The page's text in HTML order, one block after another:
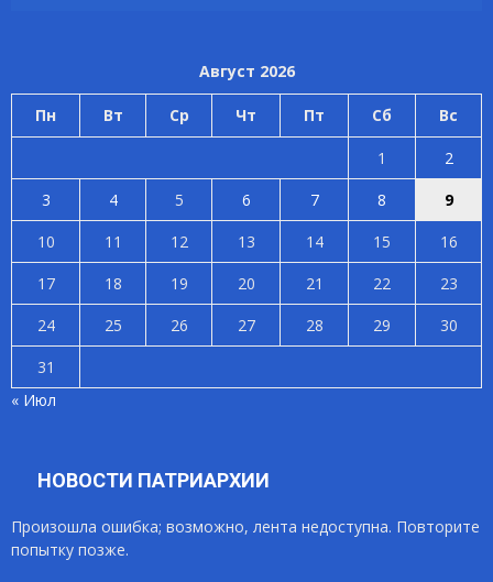
Август 2026
Пн Вт Ср Чт Пт Сб Вс
1
2
3
4 5 6 7 8
9
10
11 12 13 14 15
16
17
18 19 20 21 22
23
24
25 26 27 28 29
30
31
« Июл
НОВОСТИ ПАТРИАРХИИ
Произошла ошибка; возможно, лента недоступна. Повторите
попытку позже.